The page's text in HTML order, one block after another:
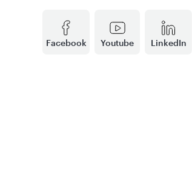
Facebook Youtube LinkedIn